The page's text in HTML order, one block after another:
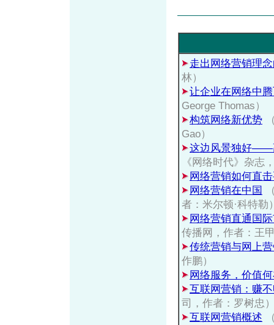
走出网络营销理
林）
让企业在网络中
George Thomas）
构筑网络新优势
Gao）
这边风景独好——
《网络时代》杂志
网络营销如何直
网络营销在中国
者：米尔顿·科特勒
网络营销直通国
传播网，作者：王
传统营销与网上
作鹏）
网络服务，价值
互联网营销：赚
司，作者：罗树忠
互联网营销概述